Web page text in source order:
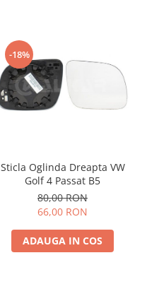
-18%
Sticla Oglinda Dreapta VW
Golf 4 Passat B5
80,00 RON
66,00 RON
ADAUGA IN COS